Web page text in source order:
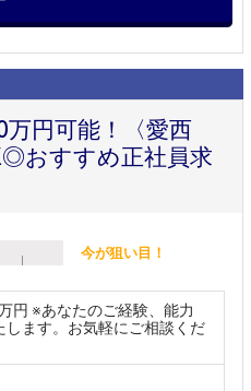
万円可能！〈愛西
おすすめ正社員求
今が狙い目！
円 ※あなたのご経験、能力
します。お気軽にご相談くだ